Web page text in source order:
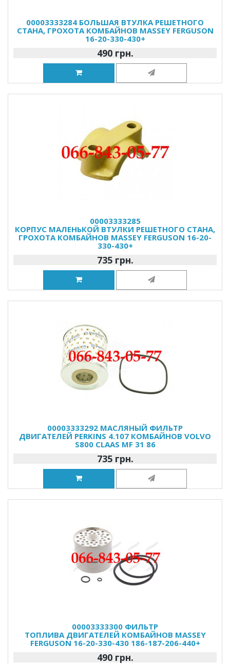
00003333284 БОЛЬШАЯ ВТУЛКА РЕШЕТНОГО
СТАНА, ГРОХОТА КОМБАЙНОВ MASSEY FERGUSON
16-20-330-430+
490 грн.
00003333285
КОРПУС МАЛЕНЬКОЙ ВТУЛКИ РЕШЕТНОГО СТАНА,
ГРОХОТА КОМБАЙНОВ MASSEY FERGUSON 16-20-
330-430+
735 грн.
00003333292 МАСЛЯНЫЙ ФИЛЬТР
ДВИГАТЕЛЕЙ PERKINS 4.107 КОМБАЙНОВ VOLVO
S800 CLAAS MF 31 86
735 грн.
00003333300 ФИЛЬТР
ТОПЛИВА ДВИГАТЕЛЕЙ КОМБАЙНОВ MASSEY
FERGUSON 16-20-330-430 186-187-206-440+
490 грн.